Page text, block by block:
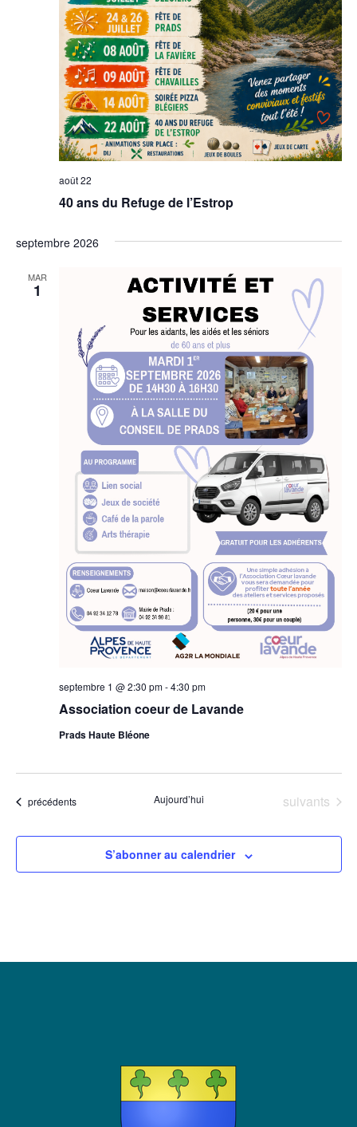
40 ans du Refuge de l’Estrop
août 22
septembre 2026
MAR
1
Association coeur de Lavande
septembre 1 @ 2:30 pm-4:30 pm
Prads Haute Bléone
Évènements
précédents Aujourd’hui Évènements
suivants
S’abonner au calendrier